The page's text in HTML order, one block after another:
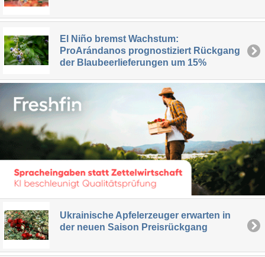
El Niño bremst Wachstum:
ProArándanos prognostiziert Rückgang
der Blaubeerlieferungen um 15%
Ukrainische Apfelerzeuger erwarten in
der neuen Saison Preisrückgang